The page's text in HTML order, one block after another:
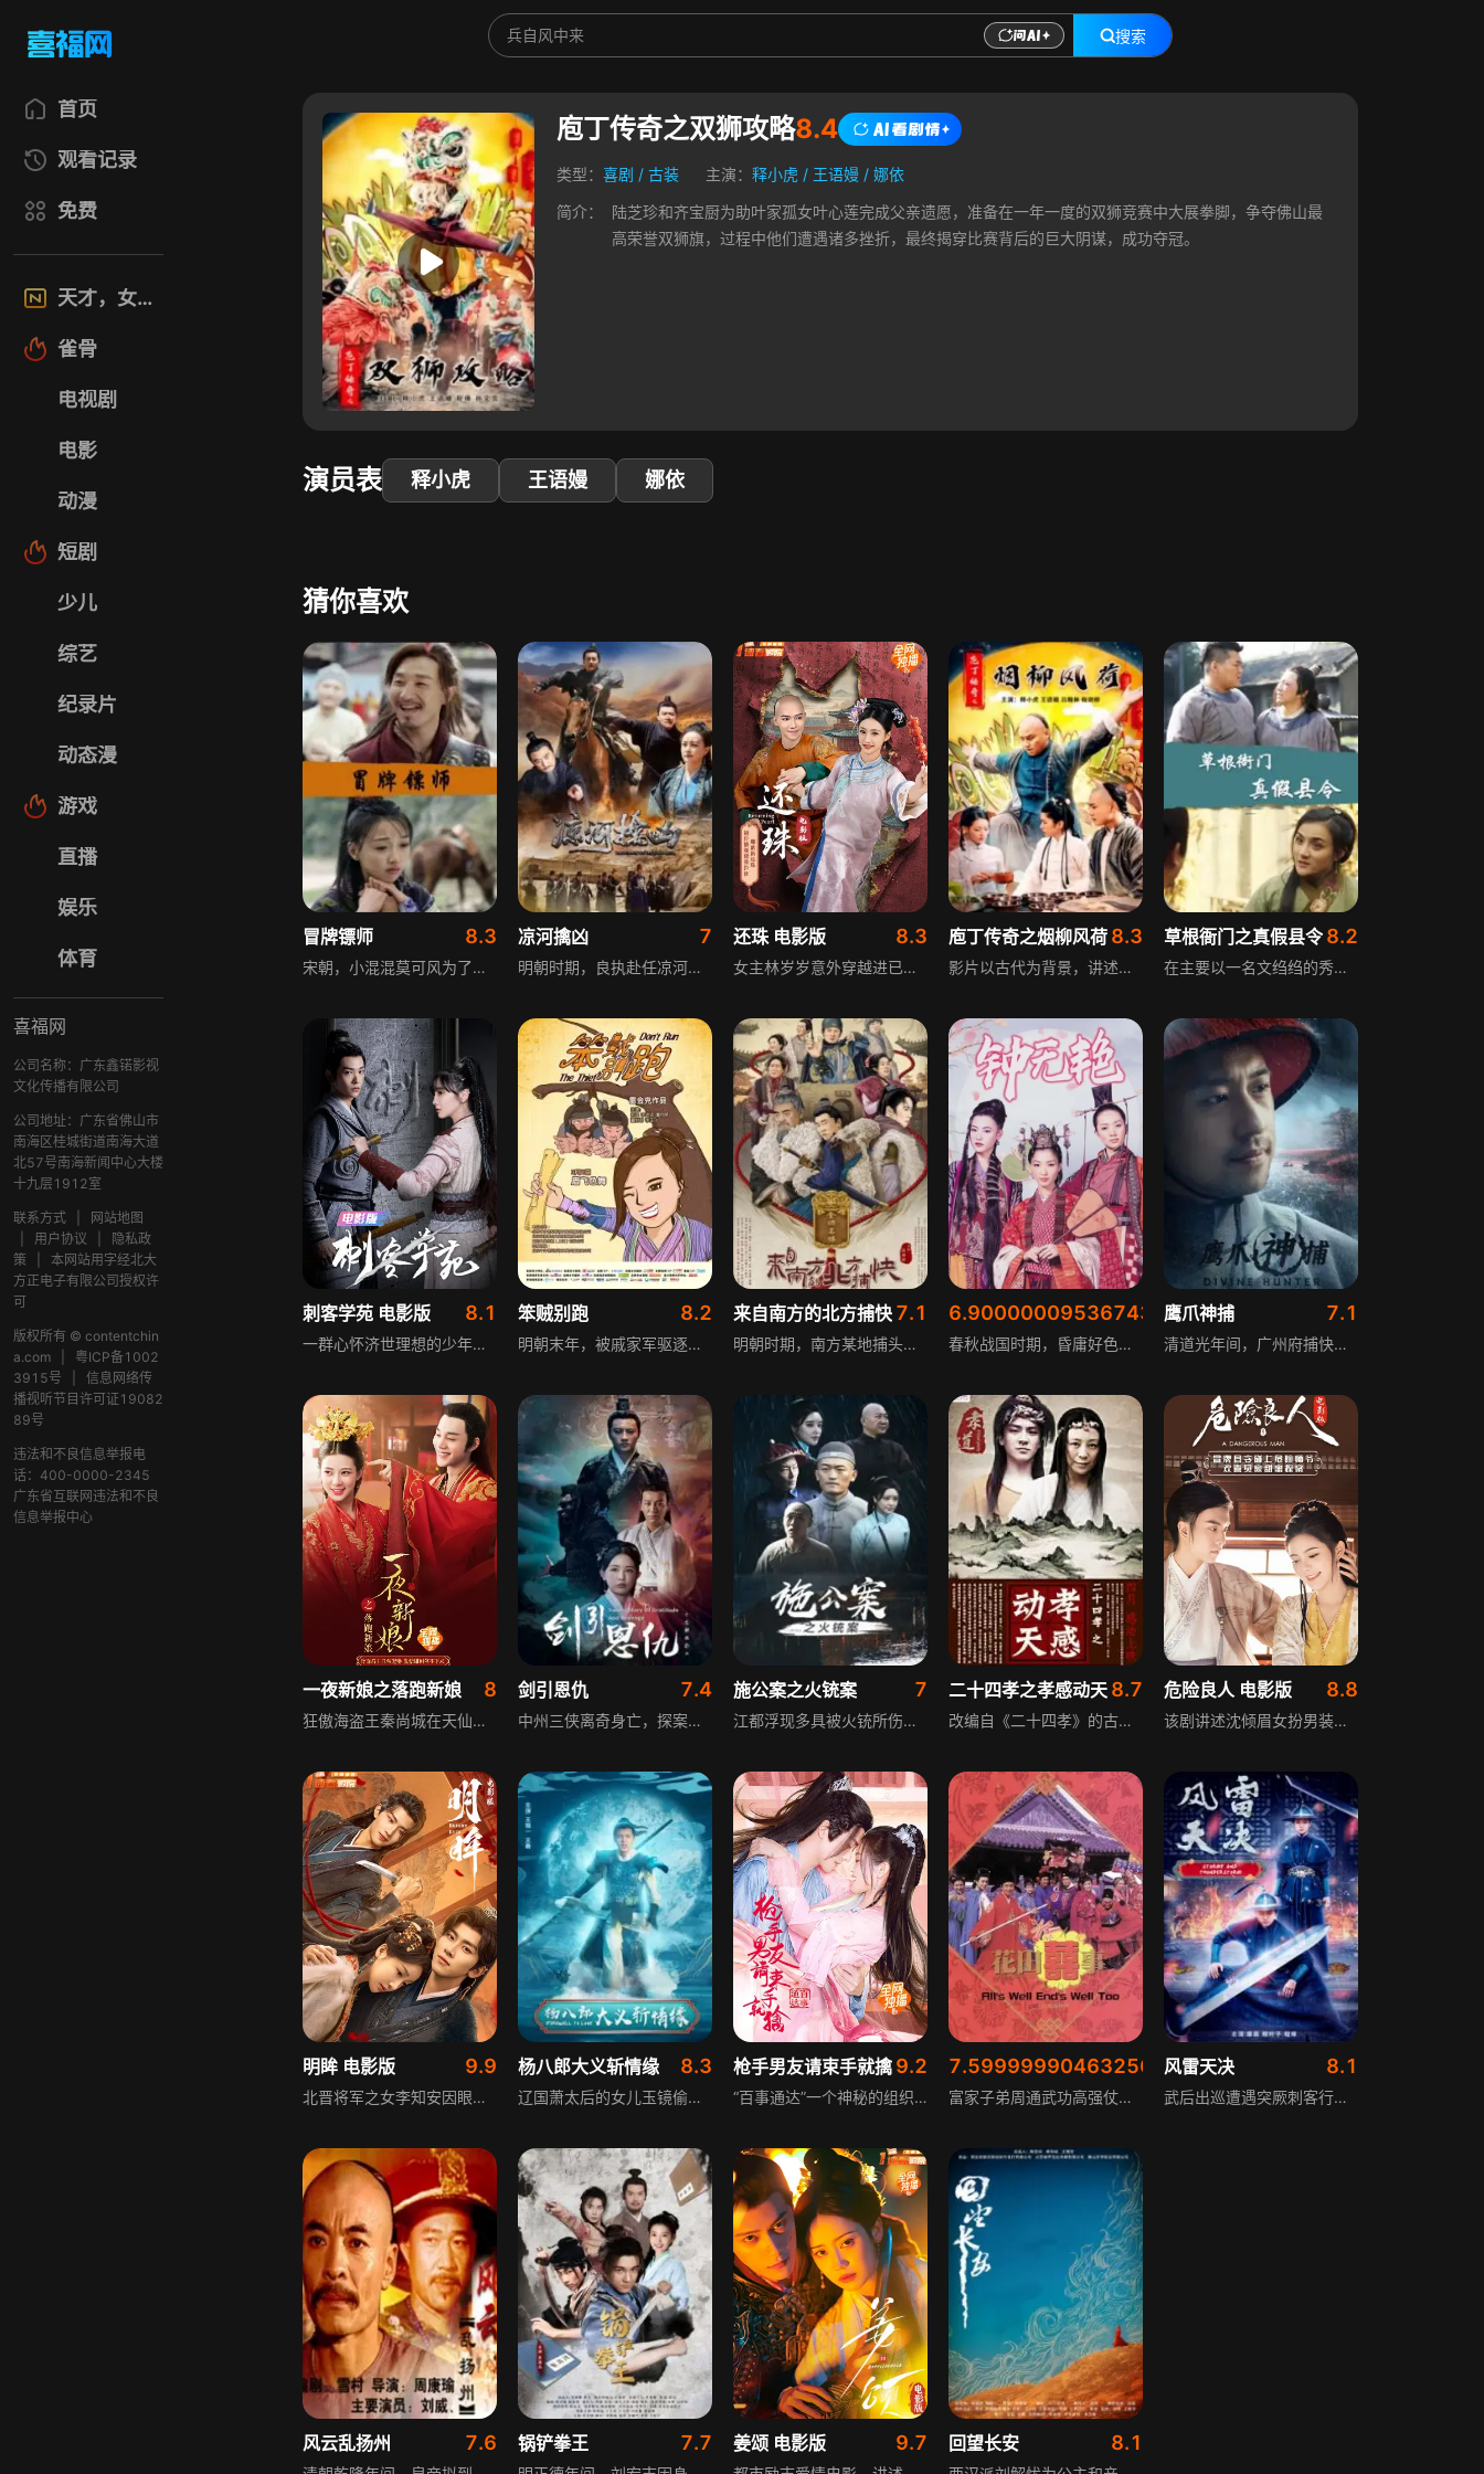
搜索
首页
观看记录
免费
天才，女友
雀骨
电视剧
电影
动漫
短剧
少儿
综艺
纪录片
动态漫
游戏
直播
娱乐
体育
喜福网
公司名称：广东鑫锘影视
文化传播有限公司
公司地址：广东省佛山市
南海区桂城街道南海大道
北57号南海新闻中心大楼
十九层1912室
联系方式
网站地图
用户协议
隐私政
策
本网站用字经北大
方正电子有限公司授权许
可
版权所有 © contentchin
a.com
粤ICP备1002
3915号
信息网络传
播视听节目许可证19082
89号
违法和不良信息举报电
话：400-0000-2345
广东省互联网违法和不良
信息举报中心
庖丁传奇之双狮攻略8.4
类型： 喜剧 / 古装 主演： 释小虎 / 王语嫚 / 娜依
简介：
陆芝珍和齐宝厨为助叶家孤女叶心莲完成父亲遗愿，准备在一年一度的双狮竞赛中大展拳脚，争夺佛山最
高荣誉双狮旗，过程中他们遭遇诸多挫折，最终揭穿比赛背后的巨大阴谋，成功夺冠。
演员表 释小虎 王语嫚 娜依
猜你喜欢
冒牌镖师 8.3
宋朝，小混混莫可风为了扬名立万潜入威来镖局，成为押运财宝的冒牌镖师。熟料真正的宝物乃是各方人士垂涎的麒麟胆。莫可风铸成大错后悔恨不已，决心帮助镖局找回丢失的麒麟胆。
凉河擒凶 7
明朝时期，良执赴任凉河县伊始便遭遇命案，前任知县与他协同断案。结案后，良执敏锐发现真正凶手逍遥法外，凉河县也暗流涌动，暗藏诸多危机。良执与捕头伍略身陷险境，却不惧威胁，在凉河百姓的协助下，逐步抽丝剥茧查清真相，最终一举擒获凉河黑势力及其靠山，还当地百姓安宁。
还珠 电影版 8.3
女主林岁岁意外穿越进已崩坏剧情的《还珠格格》原著，成为皇后宫中的洒扫宫女。她发现逃离的唯一办法是修复偏离的原著剧情，却半路与慎刑司侍卫纠缠不清，男主带来的蝴蝶效应引发一连串意外。林岁岁只能凭着对原著的零碎记忆，拉着主角团维持原剧情发展，过程中闹出不少啼笑皆非的故事。
庖丁传奇之烟柳风荷 8.3
影片以古代为背景，讲述醍醐特使陆芝珍和齐宝厨来到浙江杭州寻找民间美食，偶遇美貌厨娘风清荷和微服私访的六贝勒，四人为保住清荷坊的经营权联手结盟，与当地恶霸陈员外斗智斗勇，最终揭穿了其贩卖鸦片的阴谋，并使其得到了应有的制裁。
草根衙门之真假县令 8.2
在主要以一名文绉绉的秀才和武夫花罗汉二人阴差阳错的被县令周正任命为捕快，两人根本没做过捕快，赶鸭子上架的歪倒正着。二人用自己的才学与勇气破获了许多奇案的故事。
刺客学苑 电影版 8.1
一群心怀济世理想的少年在刺客学苑苦修武艺，盼完成试炼离苑行侠仗义。排行第一的学霸少女韩小楚首个获试炼机会，眼看出师却被废柴同学龙辟邪干扰，最终试炼失利。紧接着惊悚事件接连发生：试炼变成要命的追杀，废柴龙辟邪实则武功绝顶，追杀者是学苑教师。死里逃生的韩小楚醒来，发现唯一可依靠的龙辟邪神秘失踪，谜团笼罩众人。
笨贼别跑 8.2
明朝末年，被戚家军驱逐的倭寇把来不及运走的金银财宝埋藏在了石美村，并留下了一张神秘的藏宝图。数十年后，一个落魄的商人和四个小孩无意间发现了藏宝图，却引来一个倭寇、两个笨贼和三个捕快的疯狂争夺。
来自南方的北方捕快 7.1
明朝时期，南方某地捕头叶雨笙因索贿被贬至西北双牛堡担任捕快。面对善良淳朴的村民，叶雨笙感觉自己不受重视，于是自导自演了剿匪闹剧，却引来了真正的土匪。生死之际，叶雨笙挺身而出，成长为真正的好捕快。
钟无艳
6.900000095367432
春秋战国时期，昏庸好色的齐宣王误闯夜叉山，碰上美丽的寨主钟无艳，决定娶她为皇后。倾心钟无艳的狐狸精出手阻挠，只要钟无艳爱上他人，脸上便会多出一块难看红斑。狐狸精化身夏迎春勾引齐宣王，齐宣王终日沉醉温柔乡，钟无艳为夫君出生入死、南征北战，齐宣王仅有事求助时才好言相向，甚至把钟无艳作为筹码输掉，钟无艳愤怒离开，脸上红斑也消失。夏迎春得逞后离开皇宫，齐宣王发现自己最爱，受叛徒攻击时，爱着他的钟无艳赶到皇宫帮忙驱走外敌。
鹰爪神捕 7.1
清道光年间，广州府捕快陈铁志追查私吞赈灾款受阻，他利用武大人巡视之际假意行刺，借此秘查白银流向。就在真相即将大白于天下之时，陈铁志却险遭灭口，经过殊死搏斗，案犯终于落网。陈铁志辞官退隐，创办武馆惠及桑梓，书写了一段为民伸张正义的传奇。
一夜新娘之落跑新娘 8
狂傲海盗王秦尚城在天仙楼抓捕杀父仇人裴庸时，误将将门千金花溶当作同伙掠回海岛。相处中秦尚城对花溶日久生情，花溶却一心逃离，假意答应结婚后于新婚之夜逃跑，秦尚城成一夜新郎，早已情根深种的他不愿轻易放弃，由此展开一段波折不断的古装爱情故事。
剑引恩仇 7.4
中州三侠离奇身亡，探案世家的秦凌云、拂樱阁阁主李乘龙、知府千金叶依岚联手调查，却牵出争夺《剑引录》的血腥阴谋，相关人员接连丧命。随着调查深入，秦凌云逐渐接近真相，最终发现这场阴谋的布局者，竟是自己深爱的叶依岚。
施公案之火铳案 7
江都浮现多具被火铳所伤的浮尸，案件直指漕运衙门。施世纶奉命调查，拜访泰州知府张世忠时，发现失踪的漕运衙役康福竟是张世忠的义子。漕运衙门监管于泰京为推卸火铳失踪案的罪责，试图将矛头指向张世忠，而张世忠对此却置若罔闻，不愿正面回应。这一态度让案件愈发扑朔迷离，背后的利益纠葛与隐情逐渐浮出水面，考验着施世纶的断案智慧与勇气。
二十四孝之孝感动天 8.7
改编自《二十四孝》的古装电影，讲述远古帝王虞舜的故事。舜的父亲瞽叟、继母及异母弟象多次想害死他，纵火、填井都被舜逃脱，事后舜仍恭顺父亲、慈爱弟弟。他的孝行感动天帝，耕种时大象耕地、鸟锄草，帝尧将女儿嫁给他，经考验选定他为继承人，舜登位后仍恭敬父亲、封象为诸侯。
危险良人 电影版 8.8
该剧讲述沈倾眉女扮男装成为橘井县县令，谢临舟意外失忆化身冷面师爷；从人人喊打的昏官到交口称赞的青天，他们一本正经地上演了一幕又一幕的啼笑皆非；随着两人默契合作，情愫渐生，谢临舟心动之后却被告知，作为杀手，他失忆前的最后一个目标，正是沈倾眉！
明眸 电影版 9.9
北晋将军之女李知安因眼疾下嫁南良质子朱怀琛，却遭其背叛，一朝重生后她恢复视力，决心装盲报仇。在南良世子朱怀瑾的帮助下，二人携手拨乱反正，共同应对朝堂中的各种阴谋与纷争，最终在一次次的考验中，收获了真正的爱情与彼此的真心。
杨八郎大义斩情缘 8.3
辽国萧太后的女儿玉镜偷偷到北宋汴京游玩，与杨八郎误打误撞结缘，玉镜坚定地爱上了杨八郎。杨八郎为爱出走寻找玉镜，此举激怒了萧太后。杨八郎在身份认知的纠结中经历波折，最终认清自身真实身份，回到父亲身边，与家人共同抗击辽国的进攻，在家国大义与个人情缘之间做出了抉择。
枪手男友请束手就擒 9.2
“百事通达”一个神秘的组织，他们接手的任务从不失手，有求必应。陈成成则是百事通达的一员，他的恋人初漪是一个活跃在民间的监考官，铁面无私，爱憎分明，因撞见陈成成对女生八面玲珑，初漪一怒之下远走他乡。一次机缘巧合之下，受花东子水粉店冷老板之托，监考官初漪伪装成考生，一同参加花东子水粉店考试。初漪碰巧又在考场上遇上了昔日恋人陈成成，看似平静的考场实则暗流涌动。
花田喜事
7.599999904632568
富家子弟周通武功高强仗势凌人，妹妹周吉无理取闹，母亲太君盼他们成家。周吉新婚夜因丈夫林嘉声忍受不了逃走，太君茶饭不思，周通办寿筵请魔术师高栢飞助兴。白雪仙乔装逛花市与高栢飞一见钟情，白父误认周通为高栢飞提亲，周通誓得美人，母夜叉假扮新娘教训周通，林嘉声中状元后拒绝周吉和好请求。
风雷天决 8.1
武后出巡遭遇突厥刺客行刺，被守兵沈川相救。天后见沈川机敏，下旨让他侦办行刺案。沈川一番追查，不但查出参与此案的朝中大臣，还揪出隐藏在身边的刺客，最终将所有涉案人员绳之以法。
风云乱扬州 7.6 锅铲拳王 7.7 姜颂 电影版 9.7 回望长安 8.1